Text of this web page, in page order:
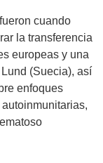
fueron cuando
la transferencia
europeas y una
(Suecia), así
enfoques